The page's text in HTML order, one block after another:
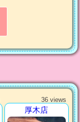
36 views
厚木店